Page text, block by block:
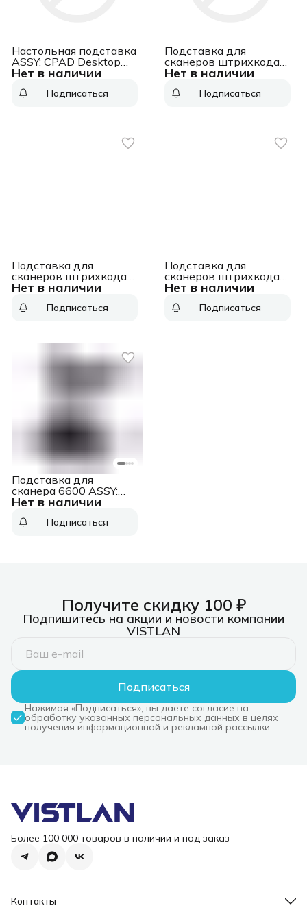
Нет в наличии
Настольная подставка
ASSY: CPAD Desktop
base (MODEL CF01A)
base (MODEL CF01A)
Подписаться
Нет в наличии
Подставка для
сканеров штрихкода
ASSY: Smart foldable
auto sense ASSY: Smart
Подписаться
Нет в наличии
Подставка для
сканеров штрихкода
ASSY: Smart stand,
stand, BlackПодписаться
Нет в наличии
Подставка для
сканеров штрихкода
ASSY: Foldable stand for
smart version ASSY:
Подписаться
Нет в наличии
Подставка для
сканера 6600 ASSY:
6600 Stand, Black ASSY:
Подписаться
Получите скидку 100 ₽
Подпишитесь на акции и новости компании
VISTLAN
Подписаться
Нажимая «Подписаться», вы даете согласие на
обработку указанных персональных данных в целях
получения информационной и рекламной рассылки
Более 100 000 товаров в наличии и под заказ
Контакты